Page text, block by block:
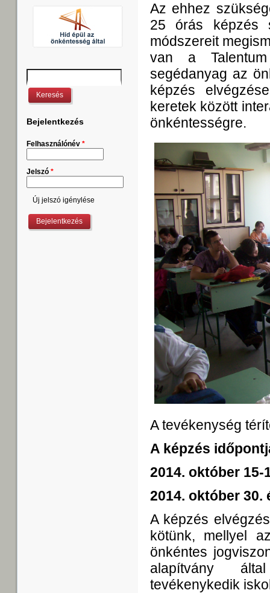
Keresés űrlap
Bejelentkezés
Felhasználónév *
Jelszó *
Új jelszó igénylése
Az ehhez
25 órás képzés
módszereit
van a
segédanyag az
képzés
keretek között
önkéntességre.
A tevékenység
A képzés
2014. október 15-
2014. október 30.
A képzés
kötünk, mellyel
önkéntes
alapítvány
tevékenykedik